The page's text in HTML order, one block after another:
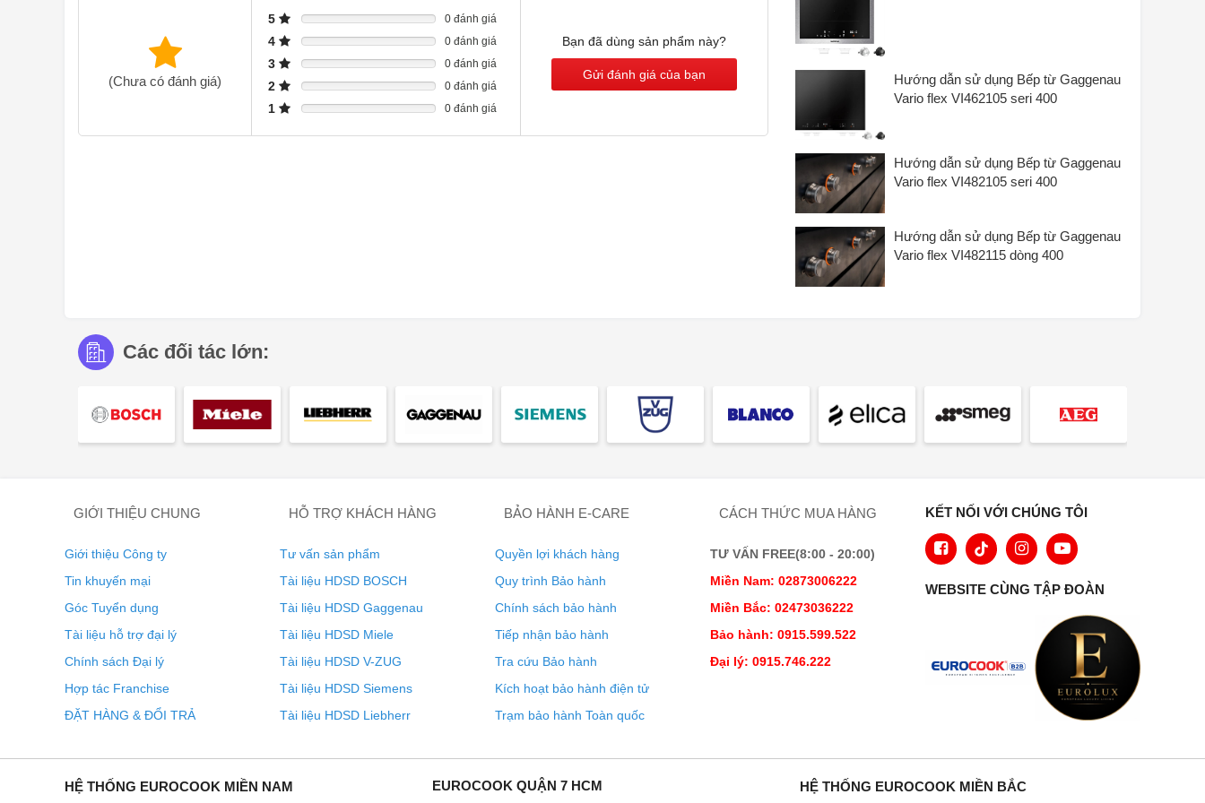
Thông tin bổ sung cho việc cài đặt tuôn ra:
Lắp đặt phù hợp trên mặt bàn làm bằng đá, vật liệu tổng hợp hoặc gỗ nguyên khối. Phải tính đến khả năng chịu nhiệt
Trọng lượng thiết bị: khoảng 21 kg.
Dữ liệu kết nối
Cáp kết nối 1,5 m không có phích cắm.
Phụ kiện phù hợp
Gaggenau CKI450000
Gaggenau CKI450010
Eurocook hân hạnh được phục vụ Quý khách hàng !
(Chưa có đánh giá)
5 0 đánh giá
4 0 đánh giá
3 0 đánh giá
2 0 đánh giá
1 0 đánh giá
Bạn đã dùng sản phẩm này?
Gửi đánh giá của bạn
Kích thước của vùng nấu thứ 6 : 38 cm
Kích thước vùng nấu thứ 9 : 21 cm
Công suất vùng nấu thứ 2 : 3.3 W
Công suất vùng nấu thứ 6 : 3.3 W
Đèn báo hoạt động : Không
< b>Kiểm soát: Kiểm soát năng lượng liên tục
Kiểu bìa : Không có
Đánh lửa : Không
Hiển thị nhiệt dư : Đã ngắt kết nối
Công tắc chính : Không
Thiết bị an toàn : Chức năng quản lý nguồn điện, chức
năng tắt an toàn theo thời gian, phát hiện nồi
Đồng hồ điện tử : Có
Khả năng kết hợp các vùng nấu/khu vực nấu : Không
Chức năng thời gian : Không có tùy chọn trì hoãn
Hướng dẫn sử dụng Bếp từ Gaggenau
Vario flex VI462105 seri 400
Hướng dẫn sử dụng Bếp từ Gaggenau
Vario flex VI482105 seri 400
Hướng dẫn sử dụng Bếp từ Gaggenau
Vario flex VI482115 dòng 400
Các đối tác lớn:
GIỚI THIỆU CHUNG
Giới thiệu Công ty
Tin khuyến mại
Góc Tuyển dụng
Tài liệu hỗ trợ đại lý
Chính sách Đại lý
Hợp tác Franchise
ĐẶT HÀNG & ĐỔI TRẢ
HỖ TRỢ KHÁCH HÀNG
Tư vấn sản phẩm
Tài liệu HDSD BOSCH
Tài liệu HDSD Gaggenau
Tài liệu HDSD Miele
Tài liệu HDSD V-ZUG
Tài liệu HDSD Siemens
Tài liệu HDSD Liebherr
BẢO HÀNH E-CARE
Quyền lợi khách hàng
Quy trình Bảo hành
Chính sách bảo hành
Tiếp nhận bảo hành
Tra cứu Bảo hành
Kích hoạt bảo hành điện tử
Trạm bảo hành Toàn quốc
CÁCH THỨC MUA HÀNG
TƯ VẤN FREE(8:00 - 20:00)
Miền Nam: 02873006222
Miền Bắc: 02473036222
Bảo hành: 0915.599.522
Đại lý: 0915.746.222
KẾT NỐI VỚI CHÚNG TÔI
WEBSITE CÙNG TẬP ĐOÀN
HỆ THỐNG EUROCOOK MIỀN NAM EUROCOOK QUẬN 7 HCM HỆ THỐNG EUROCOOK MIỀN BẮC